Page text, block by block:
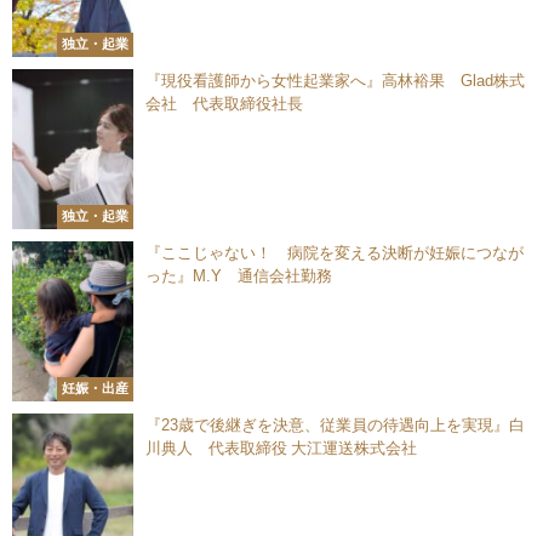
独立・起業
独立・起業
『現役看護師から女性起業家へ』高林裕果 Glad株式
会社 代表取締役社長
妊娠・出産
『ここじゃない！ 病院を変える決断が妊娠につなが
った』M.Y 通信会社勤務
『23歳で後継ぎを決意、従業員の待遇向上を実現』白
川典人 代表取締役 大江運送株式会社